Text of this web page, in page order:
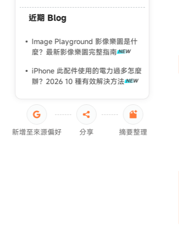
iPhone 影片 M4A 轉 MP3
iPhone 原況照片傳到電腦
iCareFone 破解版
iCareFone 評測
iCloud 滿了怎麼刪
iPhone 資料轉移
舊 iPhone 轉新 iPhone
iPhone轉移舊手機資料還在嗎？
iPhone轉移失敗原因
近期 Blog
Image Playground 影像樂園是什
麼？最新影像樂園完整指南
iPhone 此配件使用的電力過多怎麼
辦？2026 10 種有效解決方法
新增至來源偏好 分享 摘要整理